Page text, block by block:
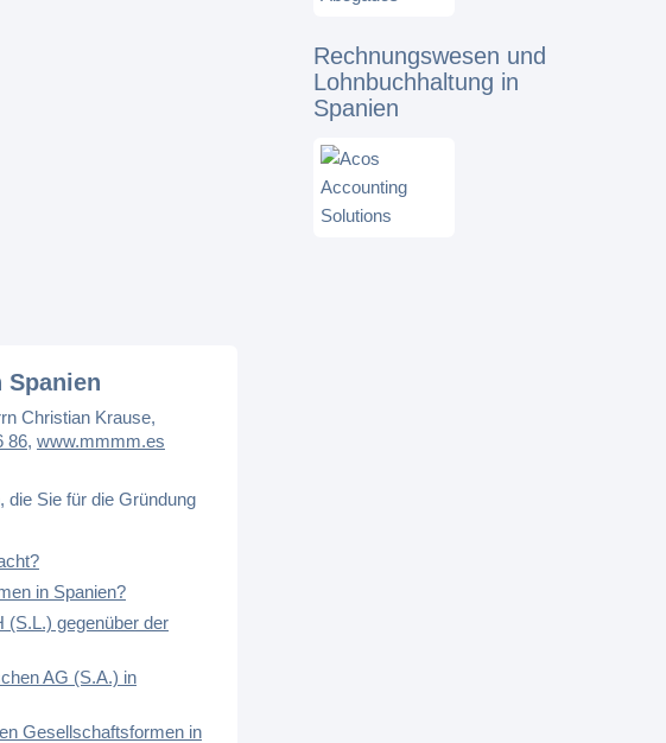
Christian Krause,
86, www.mmmm.es
die Sie für die Gründung
in Spanien?
(S.L.) gegenüber der
AG (S.A.) in
Gesellschaftsformen in
Rechnungswesen und
Lohnbuchhaltung in
Spanien